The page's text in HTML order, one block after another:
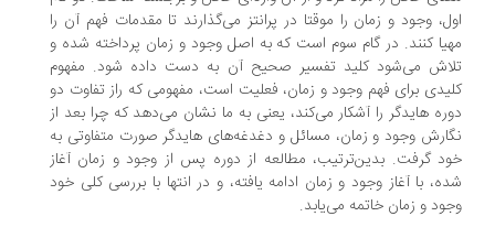
وجود و زمان را موقتا در پرانتز می‌گذارند تا مقدمات فهم آن را
کنند. در گام سوم است که به اصل وجود و زمان پرداخته شده و
می‌شود کلید تفسیر صحیح آن به دست داده شود. مفهوم
برای فهم وجود و زمان، فعلیت است، مفهومی که راز تفاوت دو
هایدگر را آشکار می‌کند، یعنی به ما نشان می‌دهد که چرا بعد از
وجود و زمان، مسائل و دغدغه‌های هایدگر صورت متفاوتی به
گرفت. بدین‌ترتیب، مطالعه از دوره پس از وجود و زمان آغاز
با آغاز وجود و زمان ادامه یافته، و در انتها با بررسی کلی خود
و زمان خاتمه می‌یابد.